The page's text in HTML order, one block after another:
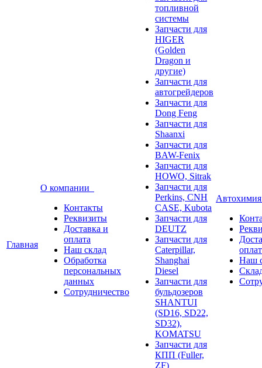
Главная
О компании
Контакты
Реквизиты
Доставка и
оплата
Наш склад
Обработка
персональных
данных
Сотрудничество
топливной
системы
Запчасти для
HIGER
(Golden
Dragon и
другие)
Запчасти для
автогрейдеров
Запчасти для
Dong Feng
Запчасти для
Shaanxi
Запчасти для
BAW-Fenix
Запчасти для
HOWO, Sitrak
Запчасти для
Perkins, CNH
CASE, Kubota
Запчасти для
DEUTZ
Запчасти для
Caterpillar,
Shanghai
Diesel
Запчасти для
бульдозеров
SHANTUI
(SD16, SD22,
SD32),
KOMATSU
Запчасти для
КПП (Fuller,
ZF)
Наш